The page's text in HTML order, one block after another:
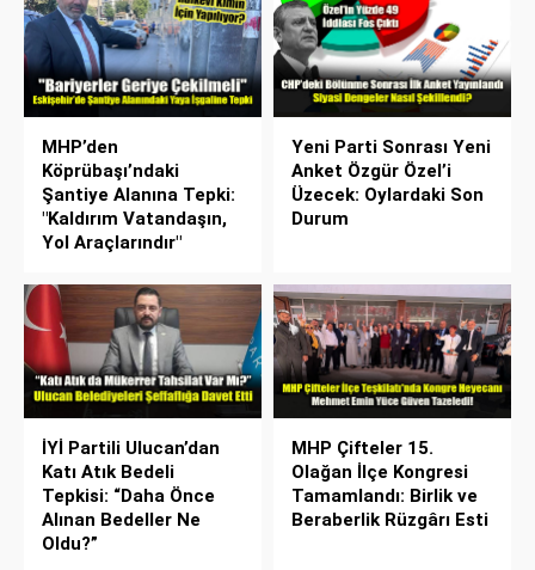
MHP’den
Köprübaşı’ndaki
Şantiye Alanına Tepki:
"Kaldırım Vatandaşın,
Yol Araçlarındır"
Yeni Parti Sonrası Yeni
Anket Özgür Özel’i
Üzecek: Oylardaki Son
Durum
İYİ Partili Ulucan’dan
Katı Atık Bedeli
Tepkisi: “Daha Önce
Alınan Bedeller Ne
Oldu?”
MHP Çifteler 15.
Olağan İlçe Kongresi
Tamamlandı: Birlik ve
Beraberlik Rüzgârı Esti